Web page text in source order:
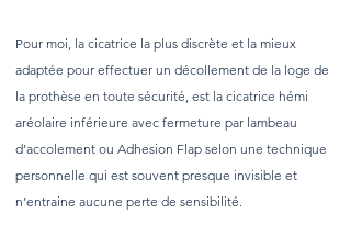
Pour moi, la cicatrice la plus discrète et la mieux
adaptée pour effectuer un décollement de la loge de
la prothèse en toute sécurité, est la cicatrice hémi
aréolaire inférieure avec fermeture par lambeau
d’accolement ou Adhesion Flap selon une technique
personnelle qui est souvent presque invisible et
n’entraine aucune perte de sensibilité.